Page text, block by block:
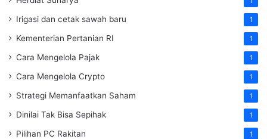
Irigasi dan cetak sawah baru 1
Kementerian Pertanian RI 1
Cara Mengelola Pajak 1
Cara Mengelola Crypto 1
Strategi Memanfaatkan Saham 1
Dinilai Tak Bisa Sepihak 1
Pilihan PC Rakitan 1